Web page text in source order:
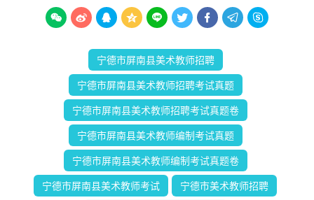
        
宁德市屏南县美术教师招聘
宁德市屏南县美术教师招聘考试真题
宁德市屏南县美术教师招聘考试真题卷
宁德市屏南县美术教师编制考试真题
宁德市屏南县美术教师编制考试真题卷
宁德市屏南县美术教师考试 宁德市美术教师招聘